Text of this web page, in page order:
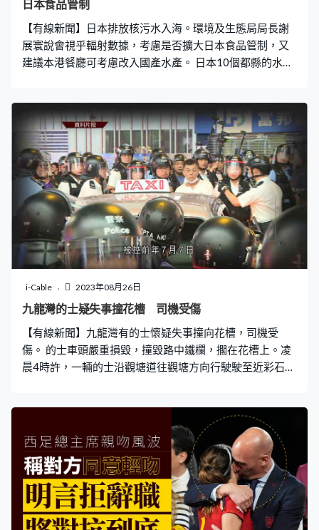
日本食品管制
【有線新聞】日本排放核污水入海。環境及生態局局長謝
展寰說會視乎輻射數據，考慮是否擴大日本食品管制，又
建議本港餐廳可考慮改入國產水產。 日本10個都縣的水產
擴大管制。「我們不斷檢討，其實一直會監察情況，在這
裏我們所關注的當然是日本食品的安全，全部都會檢測。
雖然我們認為機會不大，萬一發現有其他都縣進入的水產
輻射是高的時候，我們當然會擴大。」 現時日本進口水產
有限制，謝展寰就建議本港餐廳可考慮入口國產高質貨，
「香港吃的那些鰻魚基本上全部都是國產，有些地方可以
生產完全沒有菌、沒有寄生蟲的淡水魚，整個養殖過程都
是相當科學化，模擬一個完全大自然的環境。其實香港很
多餐廳可以考慮慢慢考慮嘗試用多一些國產食品，香港質
素是相當高。」 至於早前和業界商討日本進口水產加入食
安標籤，他說經過討論後認為作用不大，現時不會使用。
而近日出現「搶鹽潮」，他強調「碘鹽」對抗輻射並無科
學根據，又說本港有足夠供應，呼籲市民不需擔心。
i-Cable 2023年08月26日
九龍灣的士疑失事撞花槽 司機受傷
【有線新聞】九龍灣有的士懷疑失事撞向花槽，司機受
傷。 的士車頭嚴重損毀，撞毀路中鐵欄，擱在花槽上。凌
晨4時許，一輛的士沿觀塘道往觀塘方向行駛駛至近彩石里